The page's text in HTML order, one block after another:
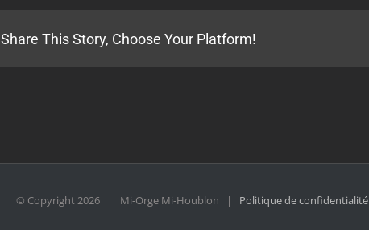
Share This Story, Choose Your Platform!
© Copyright2026 | Mi-Orge Mi-Houblon | Politique de confidentialité